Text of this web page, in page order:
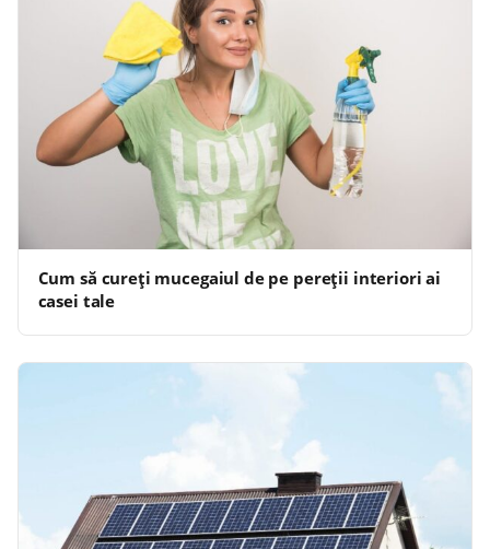
Cum să cureți mucegaiul de pe pereții interiori ai
casei tale